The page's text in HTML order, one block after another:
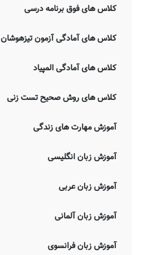
کلاس های فوق برنامه درسی
کلاس های آمادگی آزمون تیزهوشان
کلاس های آمادگی المپیاد
کلاس های روش صحیح تست زنی
آموزش مهارت های زندگی
آموزش زبان انگلیسی
آموزش زبان عربی
آموزش زبان آلمانی
آموزش زبان فرانسوی